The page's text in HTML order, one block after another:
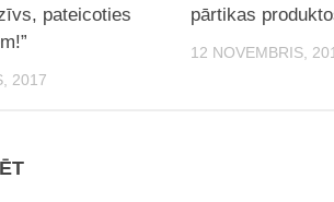
pateicoties
2017
pārtikas
12 NOVEMBRIS,